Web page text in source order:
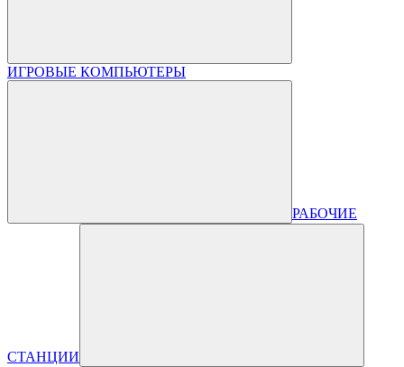
ИГРОВЫЕ КОМПЬЮТЕРЫ
РАБОЧИЕ
СТАНЦИИ